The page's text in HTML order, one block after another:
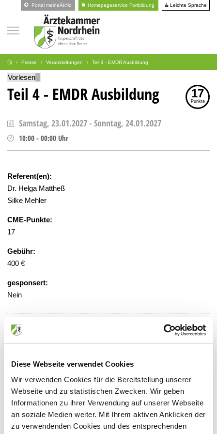
Diese Webseite verwendet Cookies
Wir verwenden Cookies für die Bereitstellung unserer
Webseite und zu statistischen Zwecken. Wir geben
Informationen zu ihrer Verwendung auf unserer Webseite
an soziale Medien weiter. Mit Ihrem aktiven Anklicken der
zu verwendenden Cookies und des entsprechenden
Portal meineÄkNo Homepageservice Fortbildung Leichte Sprache
Presse Veranstaltungen Teil 4 - EMDR Ausbildung
Vorlesen
Teil 4 - EMDR Ausbildung 17
Punkte
Samstag, 23.01.2027- Sonntag, 24.01.2027
10:00 - 00:00 Uhr
Referent(en):
Dr. Helga Mattheß
Silke Mehler
CME-Punkte:
17
Gebühr:
400 €
gesponsert:
Nein
Gesamtgebühr, Anmeldung erforderlich
Großenbaumer Allee 250, 47269
Duisburg